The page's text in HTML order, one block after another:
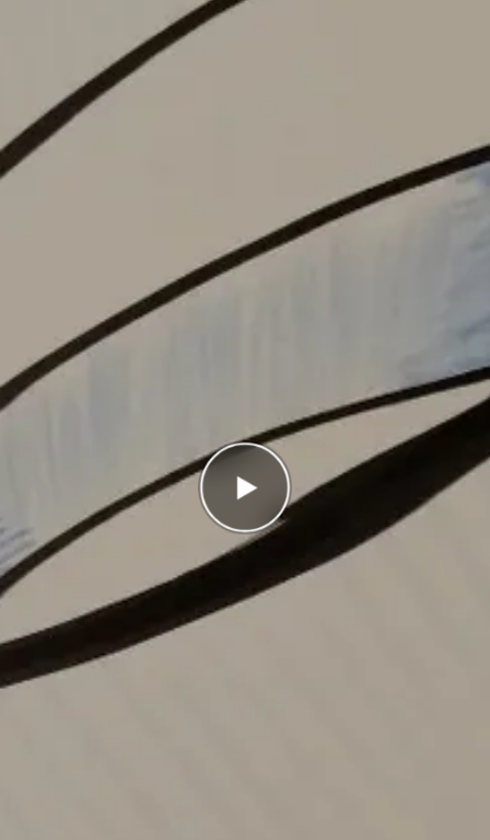
0/10
Poäng 0
I highscorelistan hamnade du på plats1/1